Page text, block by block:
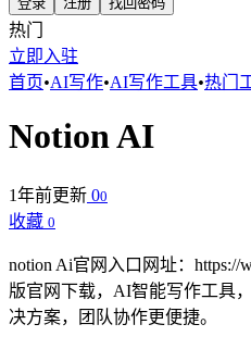
热门
立即入驻
首页•AI写作•AI写作工具•热门
Notion AI
1年前更新 00
收藏 0
notion Ai官网入口网址：https://
版官网下载，AI智能写作工具
决方案，团队协作更便捷。